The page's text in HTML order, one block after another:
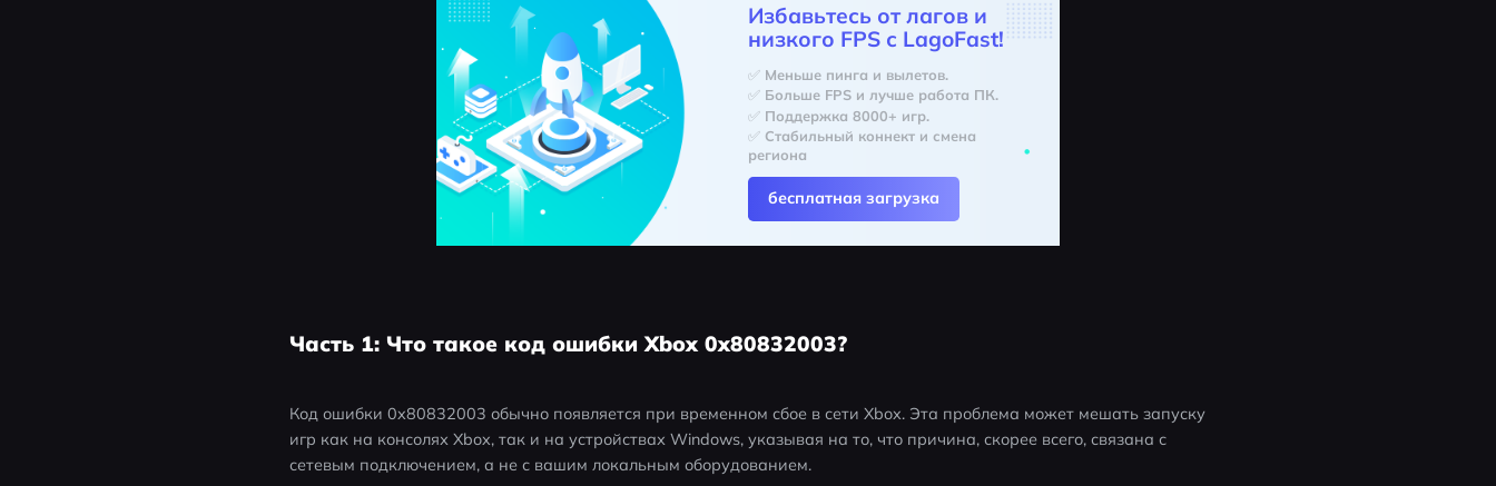
Избавьтесь от лагов и
низкого FPS с LagoFast!
✅ Меньше пинга и вылетов.
✅ Больше FPS и лучше работа ПК.
✅ Поддержка 8000+ игр.
✅ Стабильный коннект и смена
региона
бесплатная загрузка
Часть 1: Что такое код ошибки Xbox 0x80832003?
Код ошибки 0x80832003 обычно появляется при временном сбое в сети Xbox. Эта проблема может мешать запуску
игр как на консолях Xbox, так и на устройствах Windows, указывая на то, что причина, скорее всего, связана с
сетевым подключением, а не с вашим локальным оборудованием.